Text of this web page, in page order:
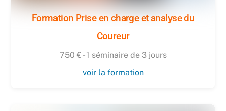
Formation Prise en charge et analyse du
Coureur
750 € - 1 séminaire de 3 jours
voir la formation